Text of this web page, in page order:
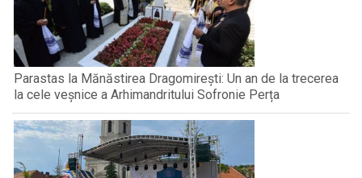
Parastas la Mănăstirea Dragomirești: Un an de la trecerea
la cele veșnice a Arhimandritului Sofronie Perța